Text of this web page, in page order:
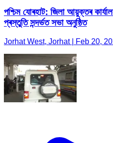
পশ্চিম যোৰহাট: জিলা আয়ুক্তৰ
প্ৰস্তুতি সন্দৰ্ভত সভা অনুষ্ঠিত
Jorhat West, Jorhat | Feb 20,